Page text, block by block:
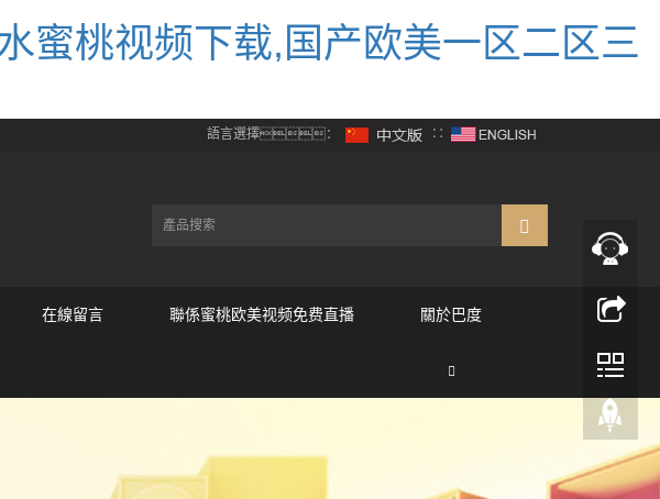
蜜桃视频下载,国产欧美一区二区三
語言選擇： ∷
在線留言 聯係蜜桃欧美视频免费直播 關於巴度